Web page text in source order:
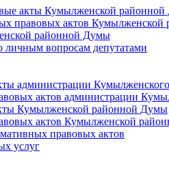
акты Кумылженской
правовых актов
районной Думы
личным вопросам депутатами
администрации
актов администрации
Кумылженской районной Думы
актов Кумылженской
правовых актов
услуг